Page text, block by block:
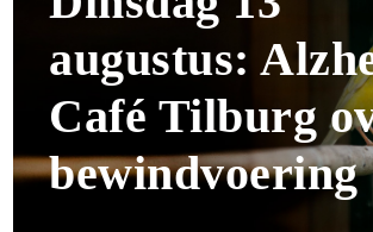
augustus:
Café Tilburg
bewindvoering